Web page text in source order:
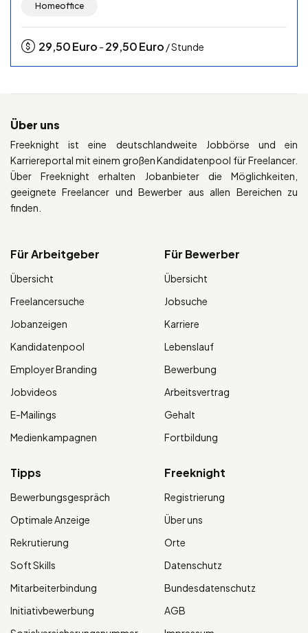
Homeoffice
29,50Euro - 29,50Euro / Stunde
Über uns
Freeknight ist eine deutschlandweite Jobbörse und ein
Karriereportal mit einem großen Kandidatenpool für Freelancer.
Über Freeknight erhalten Jobanbieter die Möglichkeiten,
geeignete Freelancer und Bewerber aus allen Bereichen zu
finden.
Für Arbeitgeber
Übersicht
Freelancersuche
Jobanzeigen
Kandidatenpool
Employer Branding
Jobvideos
E-Mailings
Medienkampagnen
Für Bewerber
Übersicht
Jobsuche
Karriere
Lebenslauf
Bewerbung
Arbeitsvertrag
Gehalt
Fortbildung
Tipps
Bewerbungsgespräch
Optimale Anzeige
Rekrutierung
Soft Skills
Mitarbeiterbindung
Initiativbewerbung
Freeknight
Registrierung
Über uns
Orte
Datenschutz
Bundesdatenschutz
AGB